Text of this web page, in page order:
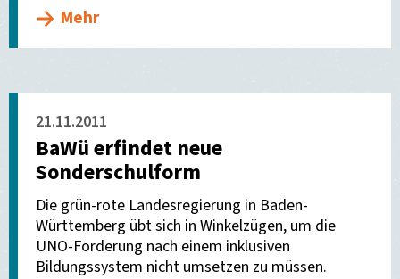
Mehr
21.11.2011
BaWü erfindet neue
Sonderschulform
Die grün-rote Landesregierung in Baden-
Württemberg übt sich in Winkelzügen, um die
UNO-Forderung nach einem inklusiven
Bildungssystem nicht umsetzen zu müssen.